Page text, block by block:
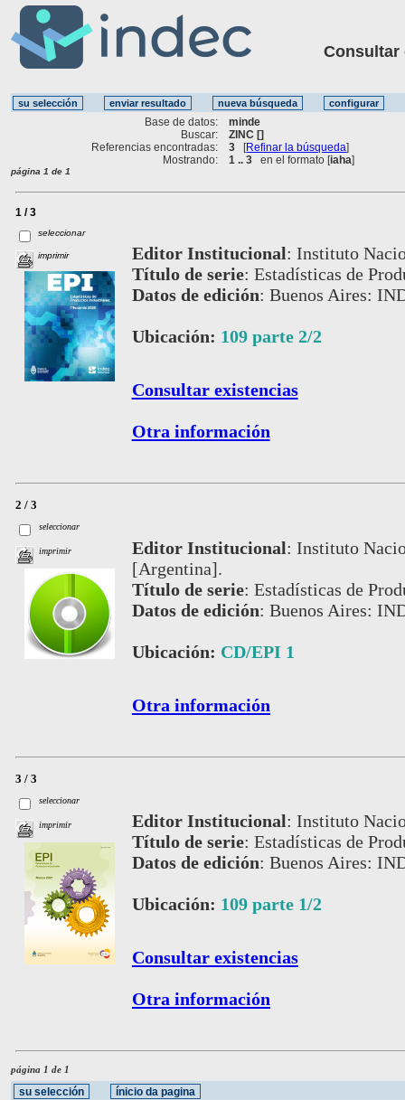
Consultar
Base de datos:
minde
Buscar:
ZINC []
Referencias encontradas:
3 [Refinar la búsqueda]
Mostrando:
1 .. 3 en el formato [iaha]
página 1 de 1
1 / 3
seleccionar
imprimir Editor Institucional: Instituto
Título de serie: Estadísticas de
Datos de edición: Buenos Aires:
Ubicación: 109 parte 2/2
Consultar existencias
Otra información
2 / 3
seleccionar
imprimir Editor Institucional: Instituto
[Argentina].
Título de serie: Estadísticas de
Datos de edición: Buenos Aires:
Ubicación: CD/EPI 1
Otra información
3 / 3
seleccionar
imprimir Editor Institucional: Instituto
Título de serie: Estadísticas de
Datos de edición: Buenos Aires:
Ubicación: 109 parte 1/2
Consultar existencias
Otra información
página 1 de 1